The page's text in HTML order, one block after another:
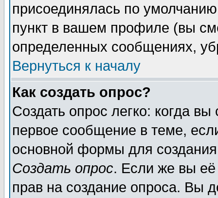
присоединялась по
пункт в вашем профиле (вы
определенных сообщениях,
Вернуться к началу
Как создать опрос?
Создать опрос легко: когда
первое сообщение в теме,
основной формы для
Создать опрос. Если же вы её
прав на создание опроса. Вы